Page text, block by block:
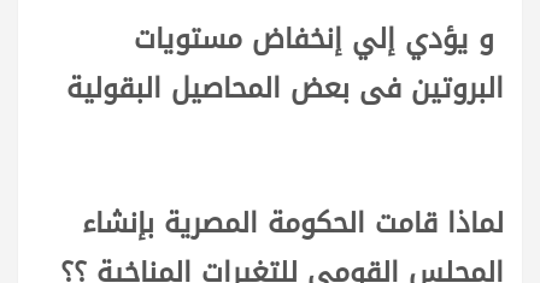
و يؤدي إلي إنخفاض مستويات
البروتين فى بعض المحاصيل البقولية
لماذا قامت الحكومة المصرية بإنشاء